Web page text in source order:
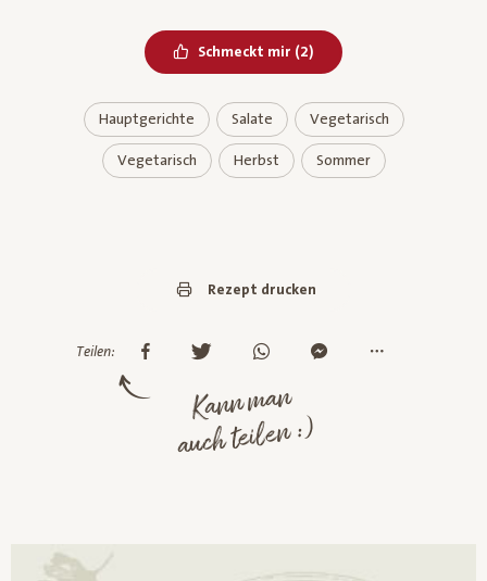
Schmeckt mir Bereits geliked
(2)
Hauptgerichte Salate Vegetarisch
Vegetarisch Herbst Sommer
Rezept drucken
Teilen:
Kann man
auch teilen :)